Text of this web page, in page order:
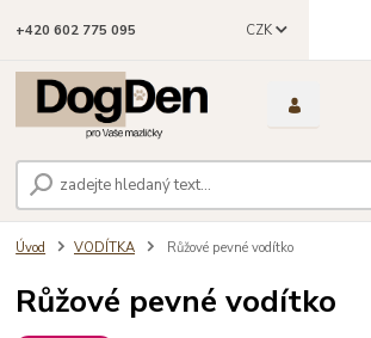
CZK
+420 602 775 095
Úvod VODÍTKA Růžové pevné vodítko
Růžové pevné vodítko